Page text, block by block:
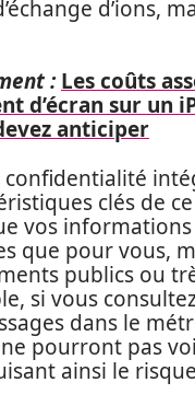
d’ions,
: Les coûts
d’écran sur un
anticiper
clés de
vos informations
que pour vous,
publics ou
si vous
dans le
pourront pas
ainsi le